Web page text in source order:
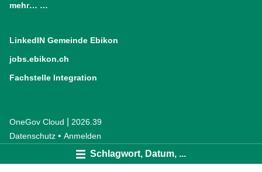
Schlagwort, Datum, ...
mehr… …
LinkedIN Gemeinde Ebikon
jobs.ebikon.ch
Fachstelle Integration
OneGov Cloud (External Link)
2026.39
Datenschutz (External Link)
Anmelden